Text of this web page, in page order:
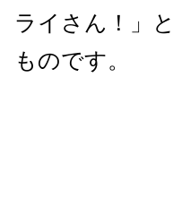
ライさん！」
ものです。